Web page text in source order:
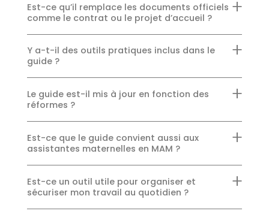
Est-ce qu’il remplace les documents officiels
comme le contrat ou le projet d’accueil ?
Y a-t-il des outils pratiques inclus dans le
guide ?
Le guide est-il mis à jour en fonction des
réformes ?
Est-ce que le guide convient aussi aux
assistantes maternelles en MAM ?
Est-ce un outil utile pour organiser et
sécuriser mon travail au quotidien ?